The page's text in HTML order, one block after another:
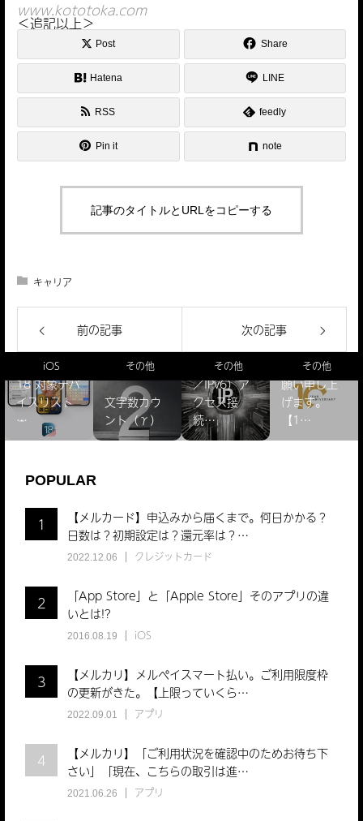
www.kototoka.com
＜追記以上＞
Post Share
Hatena LINE
RSS feedly
Pin it note
記事のタイトルとURLをコピーする
キャリア
前の記事 次の記事
iOS
驚きのiOS
18 対象デバ
イスリスト
̵…
その他
文字数カウ
ント（γ）
その他
IPアドレス
確認（IPv4
／IPv6）ア
クセス接
続…
その他
【謹賀新
年】本年も
よろしくお
願い申し上
げます。
【1…
POPULAR
1
【メルカード】申込みから届くまで。何日かかる？
日数は？初期設定は？還元率は？…
2022.12.06 クレジットカード
2
「App Store」と「Apple Store」そのアプリの違
いとは!?
2016.08.19 iOS
3
【メルカリ】メルペイスマート払い。ご利用限度枠
の更新がきた。【上限っていくら…
2022.09.01 アプリ
4
【メルカリ】「ご利用状況を確認中のためお待ち下
さい」「現在、こちらの取引は進…
2021.06.26 アプリ